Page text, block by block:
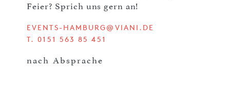
Feier? Sprich uns gern an!
EVENTS-HAMBURG@VIANI.DE
T. 0151 563 85 451
nach Absprache